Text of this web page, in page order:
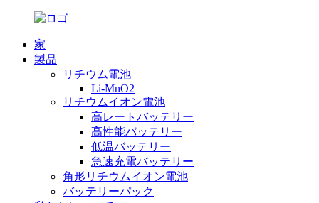
家
製品
リチウム電池
Li-MnO2
リチウムイオン電池
高レートバッテリー
高性能バッテリー
低温バッテリー
急速充電バッテリー
角形リチウムイオン電池
バッテリーパック